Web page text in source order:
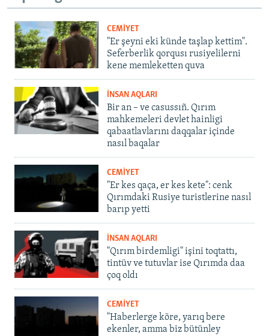
CEMİYET
"Er şeyni eki künde taşlap kettim".
Seferberlik qorqusı rusiyelilerni
kene memleketten quva
İNSAN AQLARI
Bir an – ve casussıñ. Qırım
mahkemeleri devlet hainligi
qabaatlavlarını daqqalar içinde
nasıl baqalar
CEMİYET
"Er kes qaça, er kes kete": cenk
Qırımdaki Rusiye turistlerine nasıl
barıp yetti
İNSAN AQLARI
"Qırım birdemligi" işini toqtattı,
tintüv ve tutuvlar ise Qırımda daa
çoq oldı
CEMİYET
"Haberlerge köre, yarıq bere
ekenler, amma biz bütünley